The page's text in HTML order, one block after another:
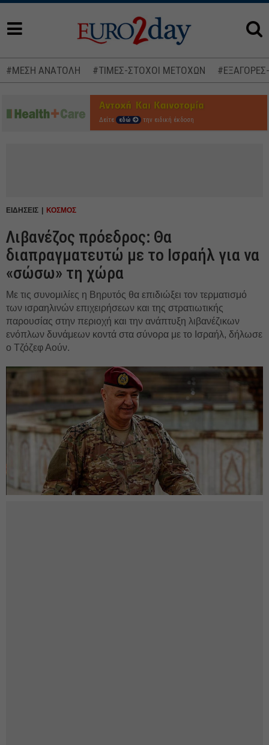
#ΜΕΣΗ ΑΝΑΤΟΛΗ #ΤΙΜΕΣ-ΣΤΟΧΟΙ ΜΕΤΟΧΩΝ
Δείτε εδώ την ειδική έκδοση
ΕΙΔΗΣΕΙΣ ΚΟΣΜΟΣ
Λιβανέζος πρόεδρος: Θα
διαπραγματευτώ με το Ισραήλ για να
«σώσω» τη χώρα
Με τις συνομιλίες η Βηρυτός θα επιδιώξει τον τερματισμό
των ισραηλινών επιχειρήσεων και της στρατιωτικής
παρουσίας στην περιοχή και την ανάπτυξη λιβανέζικων
ενόπλων δυνάμεων κοντά στα σύνορα με το Ισραήλ, δήλωσε
ο Τζόζεφ Αούν.